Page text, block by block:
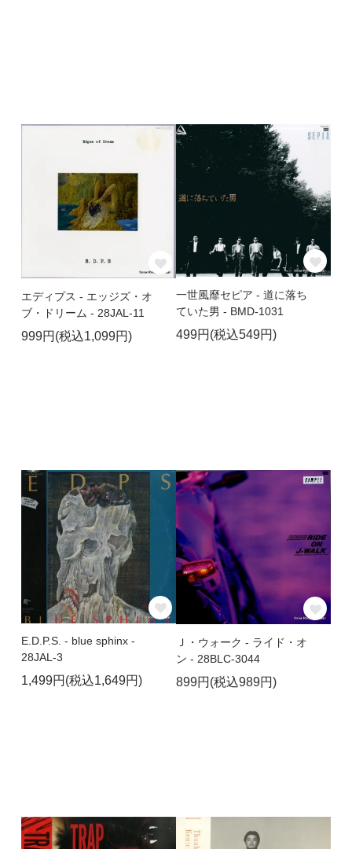
エディプス - エッジズ・オ
ブ・ドリーム - 28JAL-11
999円(税込1,099円)
一世風靡セピア - 道に落ち
ていた男 - BMD-1031
499円(税込549円)
E.D.P.S. - blue sphinx -
28JAL-3
1,499円(税込1,649円)
Ｊ・ウォーク - ライド・オ
ン - 28BLC-3044
899円(税込989円)